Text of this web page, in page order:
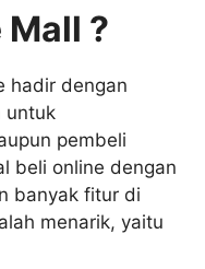
?
hadir dengan
untuk
pembeli
beli online dengan
banyak fitur di
menarik, yaitu